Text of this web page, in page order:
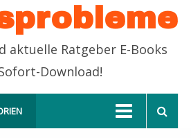
aktuelle Ratgeber E-Books
Download!